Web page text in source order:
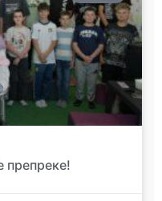
препреке!